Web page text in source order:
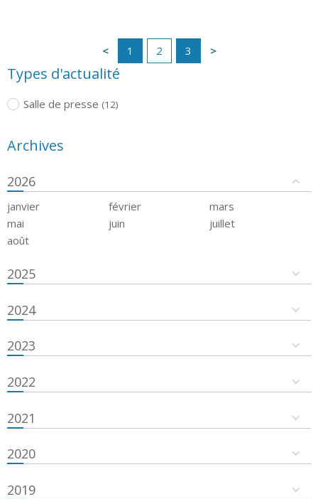
1 2 3
Types d'actualité
Salle de presse (12)
Archives
2026
janvier février
mars
mai
juin
juillet
août
2025
2024
2023
2022
2021
2020
2019